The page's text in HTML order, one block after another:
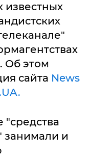
известных
Об этом
сайта News
"средства
занимали и